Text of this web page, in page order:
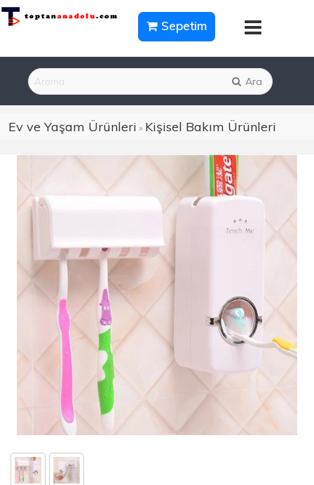
Sepetim
Ara
Ev ve Yaşam Ürünleri » Kişisel Bakım Ürünleri